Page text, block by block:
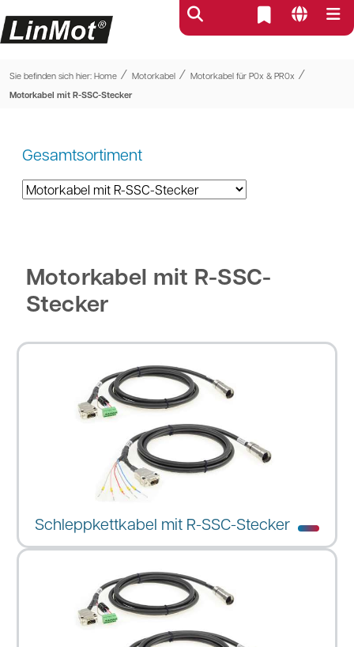
Sie befinden sich hier: Home ⁄ Motorkabel ⁄ Motorkabel für P0x & PR0x ⁄
Motorkabel mit R-SSC-Stecker
Gesamtsortiment
Motorkabel mit R-SSC-
Stecker
Schleppkettkabel mit R-SSC-Stecker